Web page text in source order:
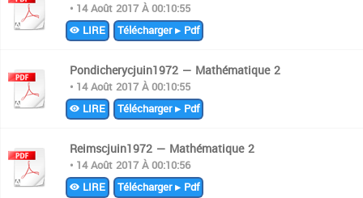
• 14 Août 2017 À 00:10:55
LIRE Télécharger ▸ Pdf
Pondicherycjuin1972 — Mathématique 2
• 14 Août 2017 À 00:10:55
LIRE Télécharger ▸ Pdf
Reimscjuin1972 — Mathématique 2
• 14 Août 2017 À 00:10:56
LIRE Télécharger ▸ Pdf